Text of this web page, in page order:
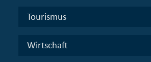
Tourismus
Wirtschaft